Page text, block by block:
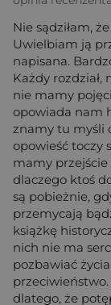
Nie sądziłam,
Uwielbiam ją
napisana.
Każdy rozdział,
nie mamy
opowiada nam
znamy tu myśli
opowieść toczy
mamy przejście
dlaczego ktoś
są pobieżnie,
przemycają
książkę
nich nie ma
pozbawiać
dlatego, że